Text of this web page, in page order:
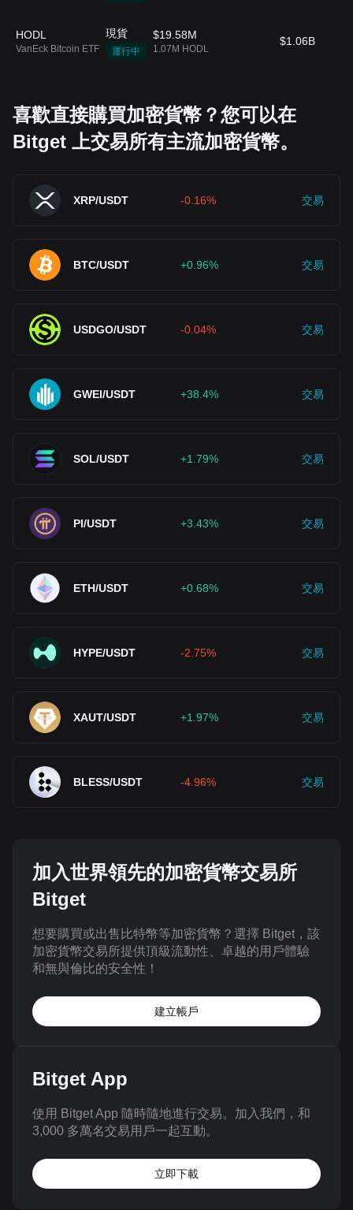
HODL
VanEck Bitcoin ETF
現貨
運行中
$19.58M
1.07M HODL
$1.06B
喜歡直接購買加密貨幣？您可以在
Bitget 上交易所有主流加密貨幣。
XRP/USDT -0.16% 交易
BTC/USDT +0.96% 交易
USDGO/USDT -0.04% 交易
GWEI/USDT +38.4% 交易
SOL/USDT +1.79% 交易
PI/USDT +3.43% 交易
ETH/USDT +0.68% 交易
HYPE/USDT -2.75% 交易
XAUT/USDT +1.97% 交易
BLESS/USDT -4.96% 交易
加入世界領先的加密貨幣交易所
Bitget
想要購買或出售比特幣等加密貨幣？選擇 Bitget，該
加密貨幣交易所提供頂級流動性、卓越的用戶體驗
和無與倫比的安全性！
建立帳戶
Bitget App
使用 Bitget App 隨時隨地進行交易。加入我們，和
3,000 多萬名交易用戶一起互動。
立即下載